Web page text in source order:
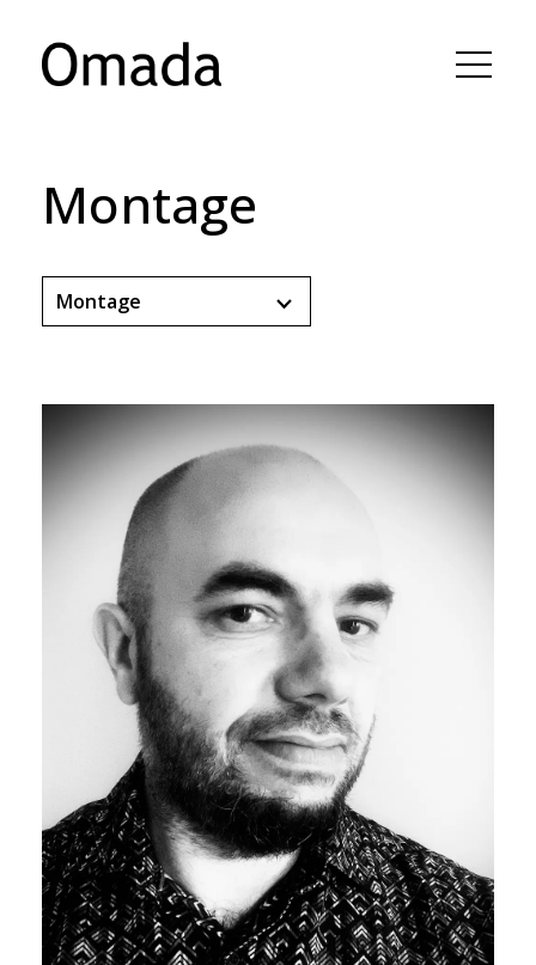
Montage
Animation, effets visuels,
illustration
Comédien•nes
Composition
Conférence
Direction artistique
Direction photo
In Memoriam
Littérature Sci-Fi &
Fantastique
Montage
Production
Réalisation
Scénarisation